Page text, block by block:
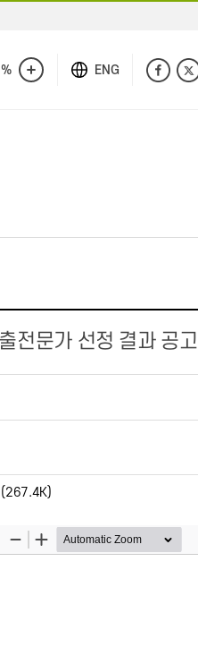
화
ENG
전문가 선정 결과 공고